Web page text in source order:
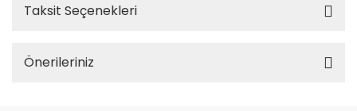
Taksit Seçenekleri
Önerileriniz